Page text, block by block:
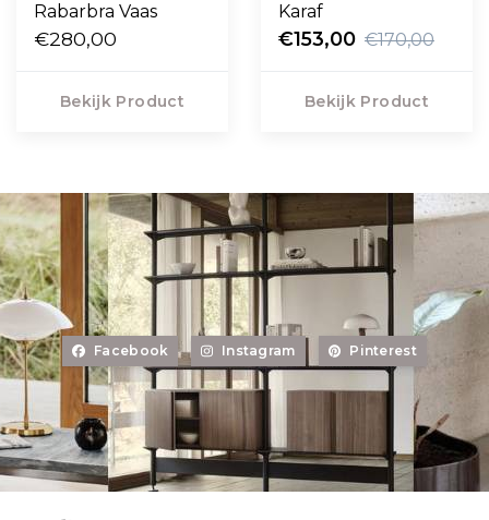
Rabarbra Vaas
€280,00
Bekijk Product
Karaf
€153,00 €170,00
Bekijk Product
Facebook Instagram Pinterest